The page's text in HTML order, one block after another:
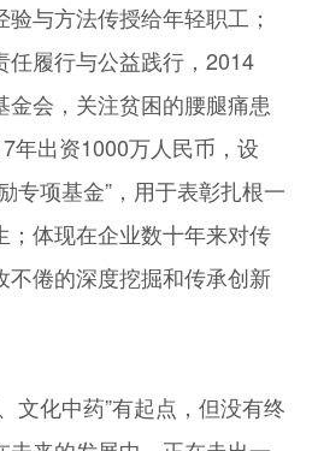
与方法传授给年轻职工；
任履行与公益践行，2014
会，关注贫困的腰腿痛患
年出资1000万人民币，设
专项基金”，用于表彰扎根一
；体现在企业数十年来对传
不倦的深度挖掘和传承创新
文化中药”有起点，但没有终